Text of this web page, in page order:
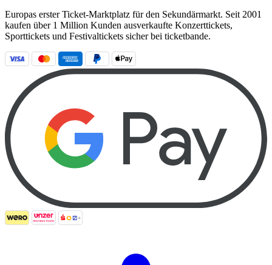
Europas erster Ticket-Marktplatz für den Sekundärmarkt. Seit 2001
kaufen über 1 Million Kunden ausverkaufte Konzerttickets,
Sporttickets und Festivaltickets sicher bei ticketbande.